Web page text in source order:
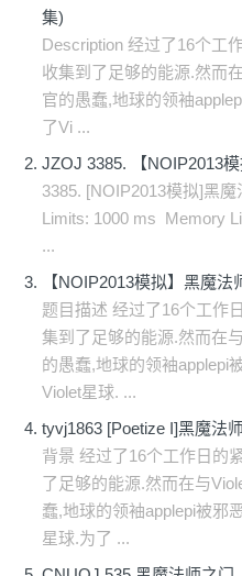
集)
Description 经过了16个工
收集到了足够的能源.然而
官的愚蠢,地球的领袖
了Vi ...
JZOJ 3385. 【NOIP2013
3385. [NOIP2013模拟]黑
Limits: 1000 ms Memory
...
【NOIP2013模拟】黑魔法
题目描述 经过了16个工作
集到了足够的能源.然而在
的愚蠢,地球的领袖applepi
Violet星球. ...
tyvj1863 [Poetize I]黑魔法
背景 经过了16个工作日的
了足够的能源.然而在与
蠢,地球的领袖applepi被邪
星球.为了 ...